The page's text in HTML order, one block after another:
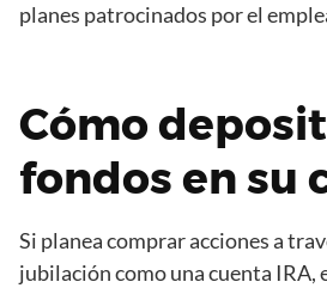
planes patrocinados por el
Cómo
fondos en su
Si planea comprar acciones a
jubilación como una cuenta IRA,